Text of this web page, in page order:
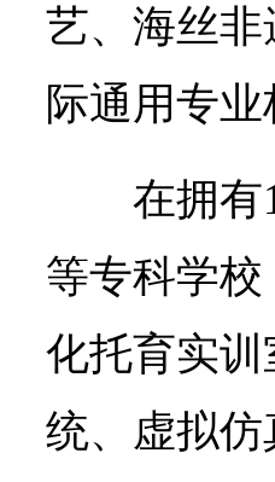
艺、海丝非
际通用专
在拥有
等专科学
化托育实
统、虚拟